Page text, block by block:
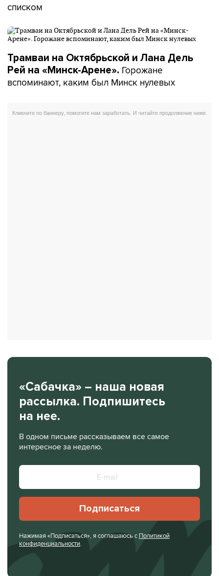
списком
Трамваи на Октябрьской и Лана Дель
Рей на «Минск-Арене». Горожане
вспоминают, каким был Минск нулевых
«Сабачка» – наша новая
рассылка. Подпишитесь
на нее.
В одном письме рассказываем все самое
интересное за неделю.
Подписаться
Нажимая «Подписаться», я соглашаюсь с Политикой
конфиденциальности.